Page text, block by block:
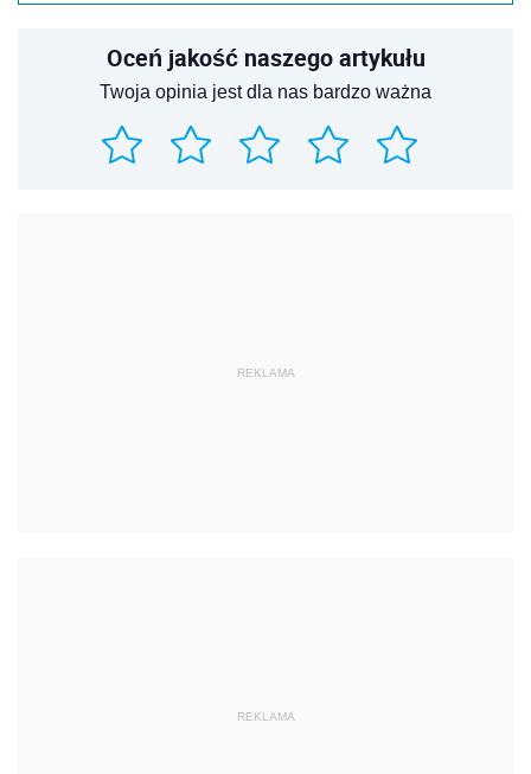
Oceń jakość naszego artykułu
Twoja opinia jest dla nas bardzo ważna
REKLAMA
REKLAMA